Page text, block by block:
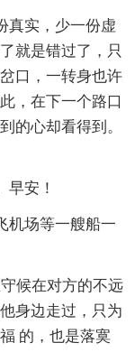
真实，少一份虚
就是错过了，只
口，一转身也许
，在下一个路口
的心却看得到。
早安！
机场等一艘船一
候在对方的不远
身边走过，只为
的，也是落寞